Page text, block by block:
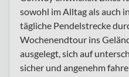
sowohl im Alltag als auch
tägliche Pendelstrecke
Wochenendtour ins
ausgelegt, sich auf
sicher und angenehm